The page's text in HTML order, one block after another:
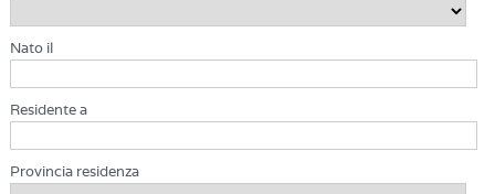
Nato il
Residente a
Provincia residenza